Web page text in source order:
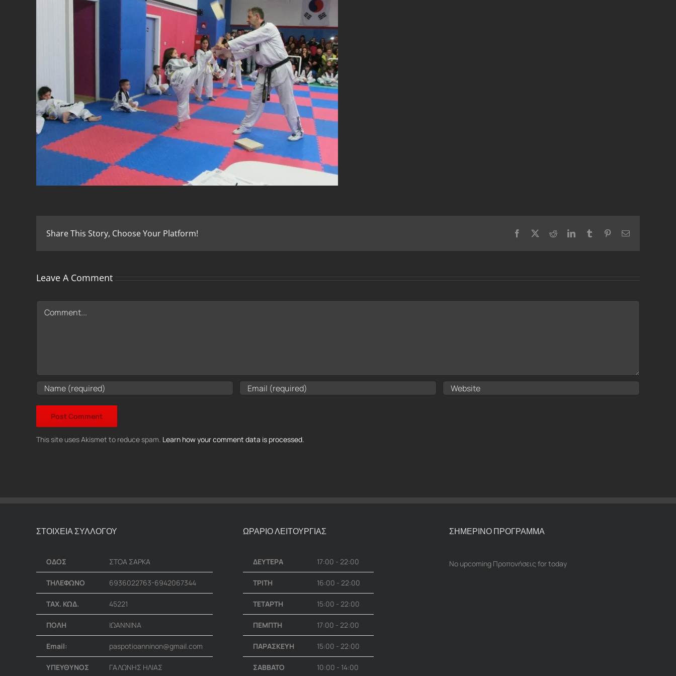
Share This Story, Choose Your Platform! Facebook RedditLinkedInTumblr PinterestEmail
Leave A Comment
Comment
This site uses Akismet to reduce spam. Learn how your comment data is processed.
ΣΤΟΙΧΕΙΑ ΣΥΛΛΟΓΟΥ
ΟΔΟΣ ΣΤΟΑ ΣΑΡΚΑ
ΤΗΛΕΦΩΝΟ 6936022763-6942067344
ΤΑΧ. ΚΩΔ. 45221
ΠΟΛΗ ΙΩΑΝΝΙΝΑ
Email: paspotioanninon@gmail.com
ΥΠΕΥΘΥΝΟΣ ΓΑΛΩΝΗΣ ΗΛΙΑΣ
ΩΡΑΡΙΟ ΛΕΙΤΟΥΡΓΙΑΣ
ΔΕΥΤΕΡΑ 17:00 - 22:00
ΤΡΙΤΗ 16:00 - 22:00
ΤΕΤΑΡΤΗ 15:00 - 22:00
ΠΕΜΠΤΗ 17:00 - 22:00
ΠΑΡΑΣΚΕΥΗ 15:00 - 22:00
ΣΑΒΒΑΤΟ 10:00 - 14:00
ΣΗΜΕΡΙΝΟ ΠΡΟΓΡΑΜΜΑ
No upcoming Προπονήσεις for today